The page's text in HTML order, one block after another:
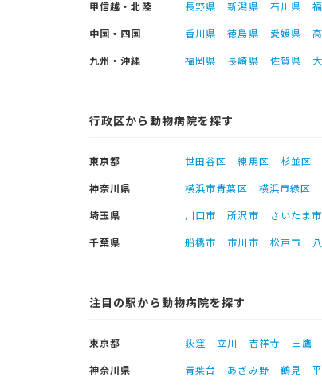
甲信越・北陸
長野県 新潟県 石川県
中国・四国
香川県 徳島県 愛媛県
九州・沖縄
福岡県 長崎県 佐賀県
行政区から動物病院を探す
東京都 世田谷区 練馬区 杉並区
神奈川県
横浜市青葉区 横浜市緑区
埼玉県
川口市 所沢市 さいたま
千葉県
船橋市 市川市 松戸市
注目の駅から動物病院を探す
東京都 荻窪 立川 吉祥寺 三鷹
神奈川県
青葉台 あざみ野 鶴見